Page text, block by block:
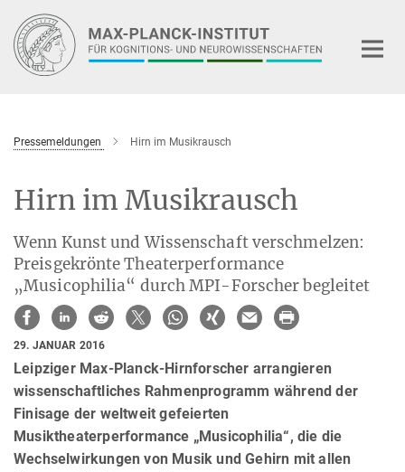
Hauptinhalt
Pressemeldungen Hirn im Musikrausch
Hirn im Musikrausch
Wenn Kunst und Wissenschaft verschmelzen:
Preisgekrönte Theaterperformance
„Musicophilia“ durch MPI-Forscher begleitet
29. JANUAR 2016
Leipziger Max-Planck-Hirnforscher arrangieren
wissenschaftliches Rahmenprogramm während der
Finisage der weltweit gefeierten
Musiktheaterperformance „Musicophilia“, die die
Wechselwirkungen von Musik und Gehirn mit allen